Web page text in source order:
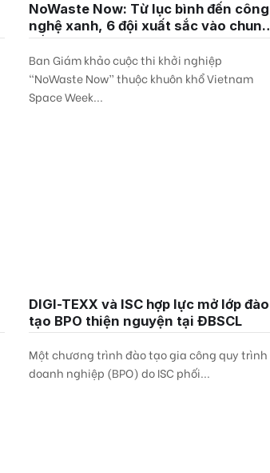
NoWaste Now: Từ lục bình đến công
nghệ xanh, 6 đội xuất sắc vào chung
kết tại Vietnam Space Week 2026
Ban Giám khảo cuộc thi khởi nghiệp
“NoWaste Now” thuộc khuôn khổ Vietnam
Space Week...
DIGI-TEXX và ISC hợp lực mở lớp đào
tạo BPO thiện nguyện tại ĐBSCL
Một chương trình đào tạo gia công quy trình
doanh nghiệp (BPO) do ISC phối...